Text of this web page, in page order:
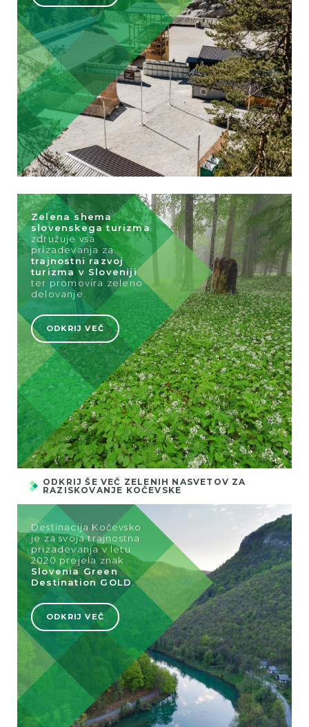
Zelena shema
slovenskega turizma
združuje vsa
prizadevanja za
trajnostni razvoj
turizma v Sloveniji
ter promovira zeleno
delovanje.
ODKRIJ VEČ
ODKRIJ ŠE VEČ ZELENIH NASVETOV ZA
RAZISKOVANJE KOČEVSKE
Destinacija Kočevsko
je za svoja trajnostna
prizadevanja v letu
2020 prejela znak
Slovenia Green
Destination GOLD.
ODKRIJ VEČ